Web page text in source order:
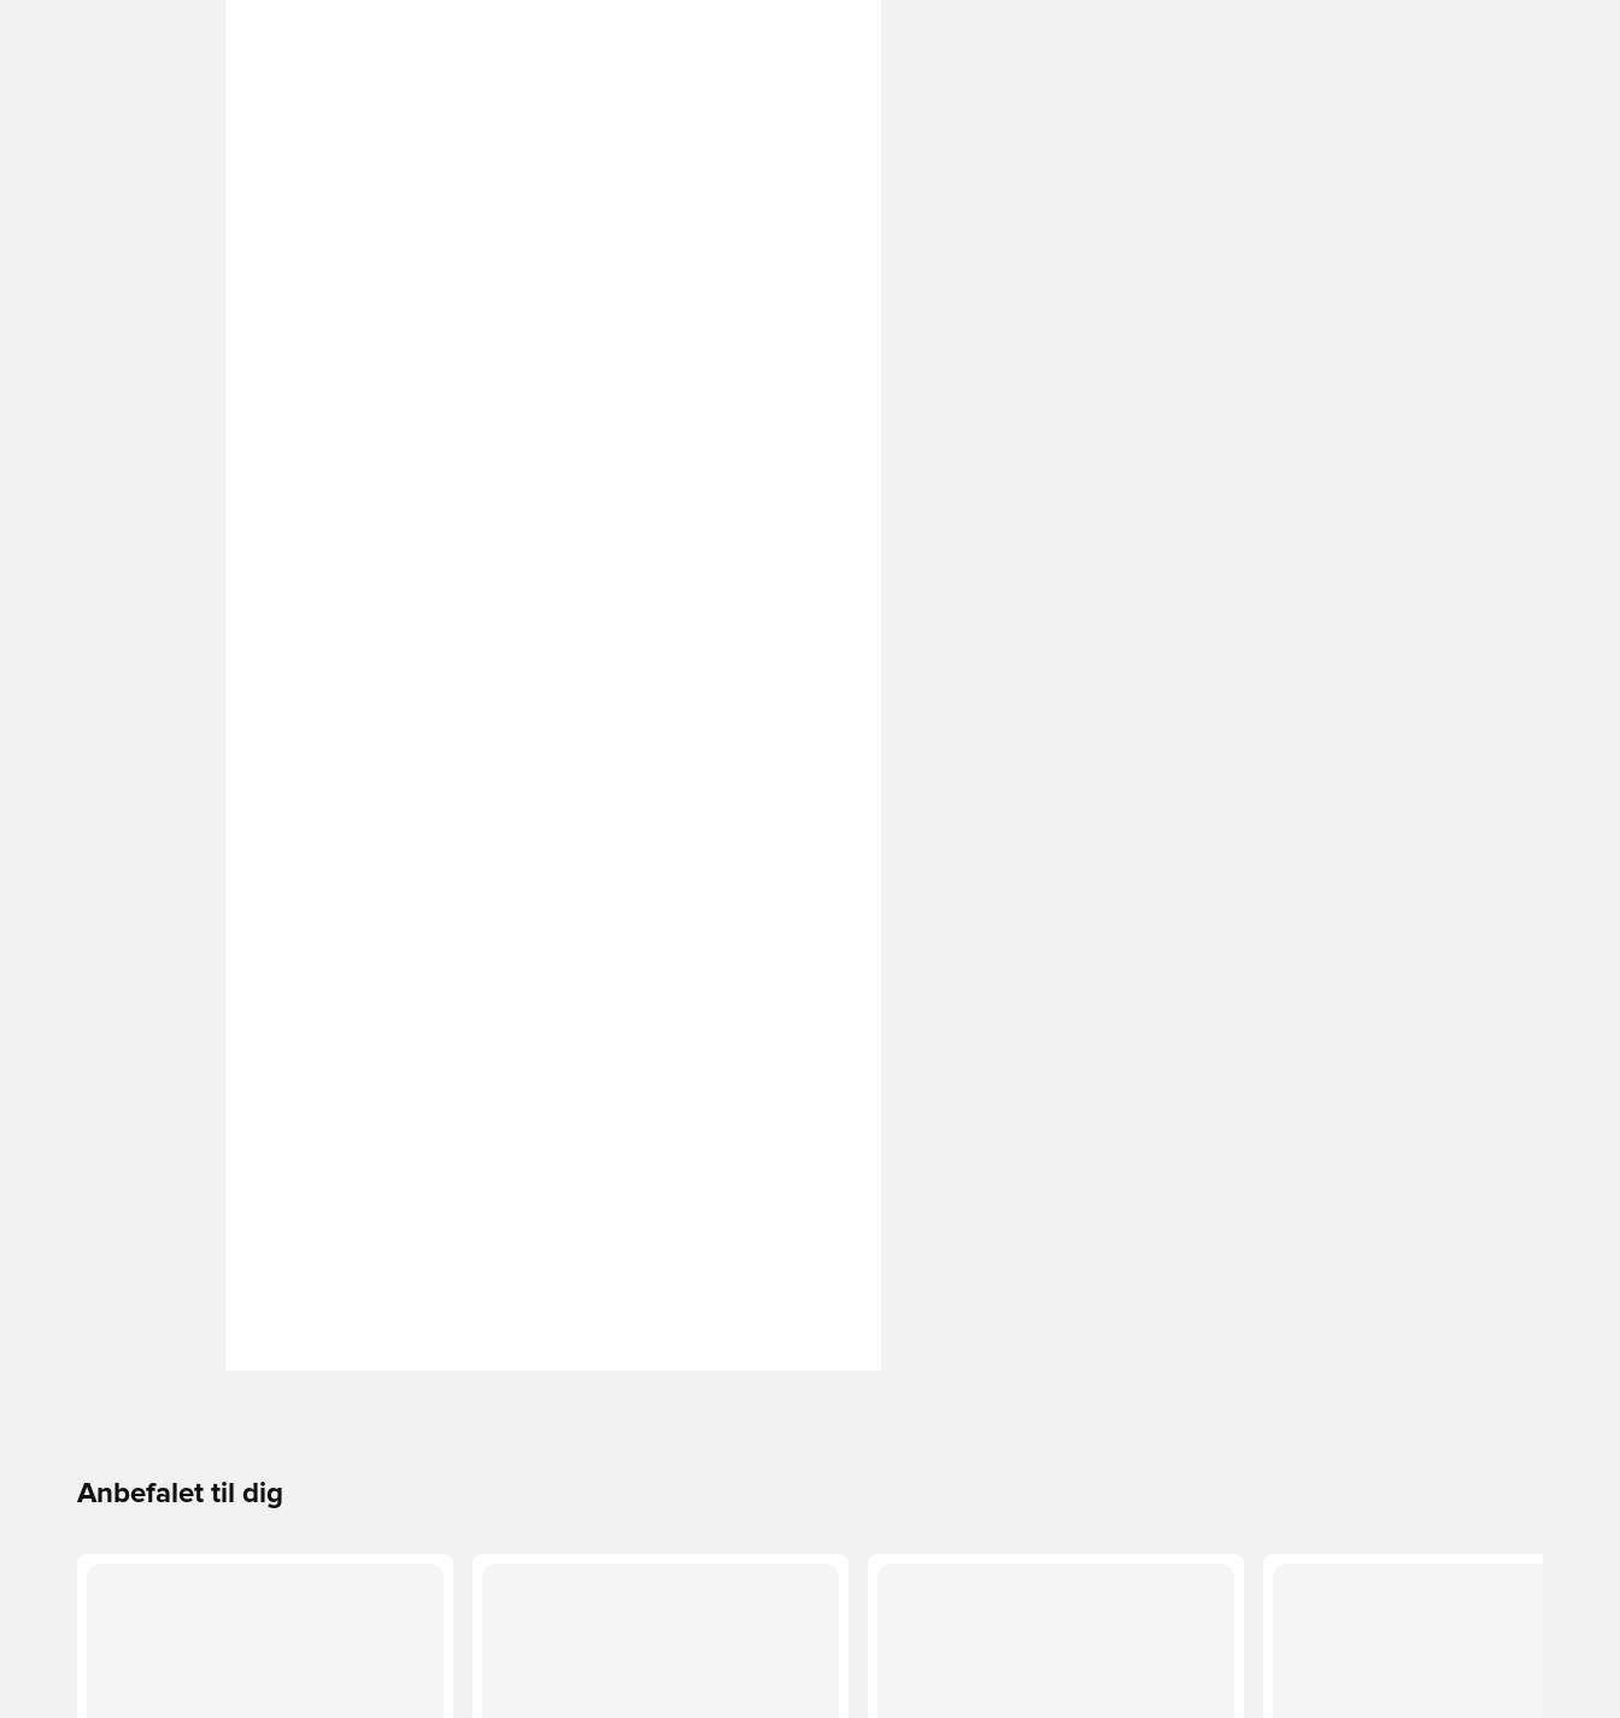
Anbefalet til dig